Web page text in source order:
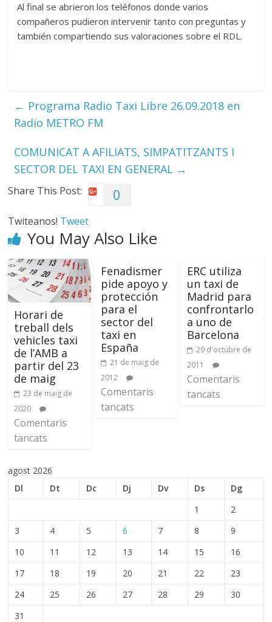
Al final se abrieron los teléfonos donde varios
compañeros pudieron intervenir tanto con preguntas y
también compartiendo sus valoraciones sobre el RDL.
← Programa Radio Taxi Libre 26.09.2018 en
Radio METRO FM
COMUNICAT A AFILIATS, SIMPATITZANTS I
SECTOR DEL TAXI EN GENERAL →
Share This Post: 0
Twiteanos! Tweet
You May Also Like
Horari de
treball dels
vehicles taxi
de l’AMB a
partir del 23
de maig
23 de maig de
2020
Comentaris
tancats
Fenadismer
pide apoyo y
protección
para el
sector del
taxi en
España
21 de maig de
2012
Comentaris
tancats
ERC utiliza
un taxi de
Madrid para
confrontarlo
a uno de
Barcelona
29 d'octubre de
2011
Comentaris
tancats
agost 2026
Dl
Dt Dc Dj Dv Ds
Dg
1
2
3
4 5 6 7 8
9
10
11 12 13 14 15
16
17
18 19 20 21 22
23
24
25 26 27 28 29
30
31